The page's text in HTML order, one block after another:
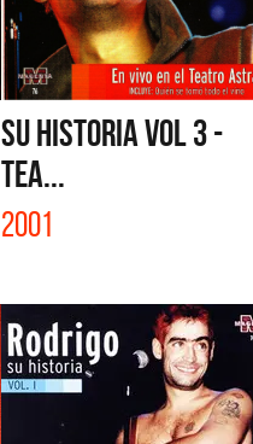
SU HISTORIA VOL 3 -
TEA...
2001